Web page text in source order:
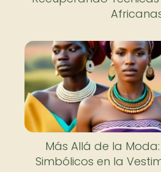
Más Allá de la
Simbólicos en la